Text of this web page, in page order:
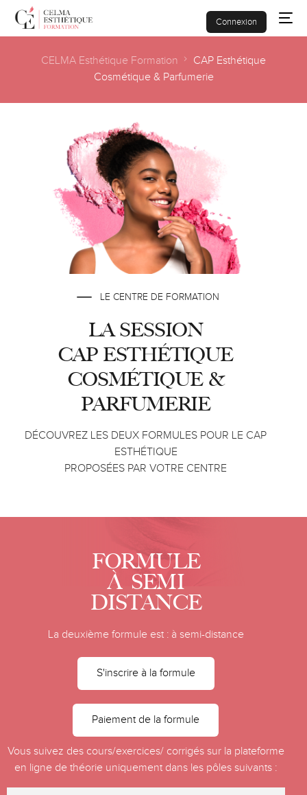
Connexion
CELMA Esthétique Formation
CAP Esthétique
Cosmétique & Parfumerie
LE CENTRE DE FORMATION
LA SESSION
CAP ESTHÉTIQUE
COSMÉTIQUE &
PARFUMERIE
DÉCOUVREZ LES DEUX FORMULES POUR LE CAP
ESTHÉTIQUE
PROPOSÉES PAR VOTRE CENTRE
FORMULE
À SEMI
DISTANCE
La deuxième formule est : à semi-distance
S'inscrire à la formule
Paiement de la formule
Vous suivez des cours/exercices/ corrigés sur la plateforme
en ligne de théorie uniquement dans les pôles suivants :
CAP Esthétique
Nos formations
Agenda
Financements
Contact